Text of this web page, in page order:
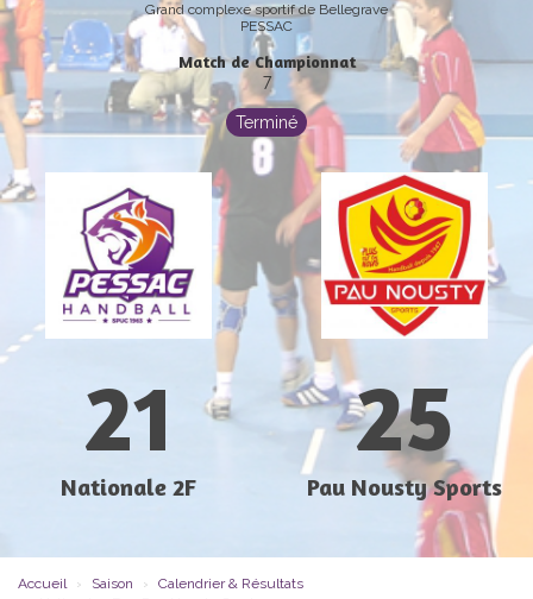
Grand complexe sportif de Bellegrave
PESSAC
Match de Championnat
7
Terminé
21 25
Nationale 2F Pau Nousty Sports
Accueil Saison
Calendrier & Résultats